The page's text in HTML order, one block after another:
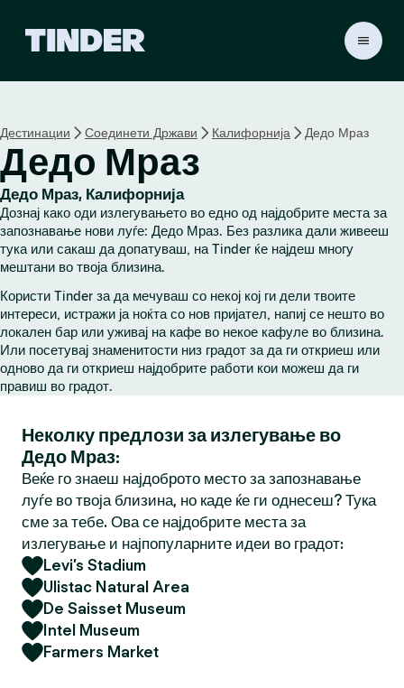
r
H
o
m
e
Дестинации Соединети Држави Калифорнија Дедо Мраз
Дедо Мраз
Дедо Мраз, Калифорнија
Дознај како оди излегувањето во едно од најдобрите места за
запознавање нови луѓе: Дедо Мраз. Без разлика дали живееш
тука или сакаш да допатуваш, на Tinder ќе најдеш многу
мештани во твоја близина.
Користи Tinder за да мечуваш со некој кој ги дели твоите
интереси, истражи ја ноќта со нов пријател, напиј се нешто во
локален бар или уживај на кафе во некое кафуле во близина.
Или посетувај знаменитости низ градот за да ги откриеш или
одново да ги откриеш најдобрите работи кои можеш да ги
правиш во градот.
Неколку предлози за излегување во
Дедо Мраз:
Веќе го знаеш најдоброто место за запознавање
луѓе во твоја близина, но каде ќе ги однесеш? Тука
сме за тебе. Ова се најдобрите места за
излегување и најпопуларните идеи во градот:
Levi’s Stadium
Ulistac Natural Area
De Saisset Museum
Intel Museum
Farmers Market